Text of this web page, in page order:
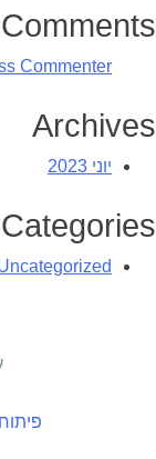
Commenter
Archives
יוני 2023
Categories